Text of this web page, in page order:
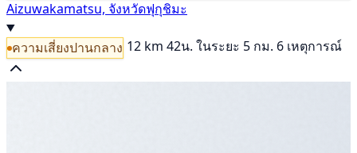
Aizuwakamatsu, จังหวัดฟุกุชิมะ
ความเสี่ยงปานกลาง 12 km 42น. ในระยะ 5 กม. 6 เหตุการณ์